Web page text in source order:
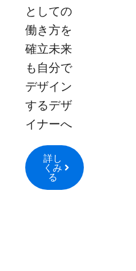
としての
働き方を
確立未来
も自分で
デザイン
するデザ
イナーへ
詳し
くみ
る